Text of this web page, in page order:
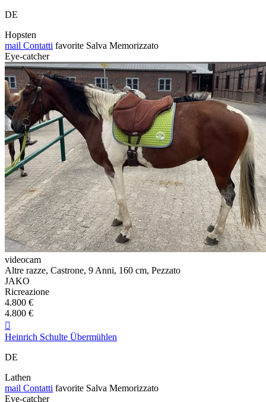
DE
Hopsten
mail Contatti favorite Salva Memorizzato
Eye-catcher
videocam
Altre razze, Castrone, 9 Anni, 160 cm, Pezzato
JAKO
Ricreazione
4.800 €
4.800 €

Heinrich Schulte Übermühlen
DE
Lathen
mail Contatti favorite Salva Memorizzato
Eye-catcher